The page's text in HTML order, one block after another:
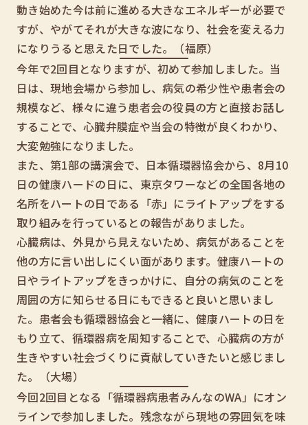
動き始めた今は前に進める大きなエネルギーが必要で
すが、やがてそれが大きな波になり、社会を変える力
になりうると思えた日でした。（福原）
今年で2回目となりますが、初めて参加しました。当
日は、現地会場から参加し、病気の希少性や患者会の
規模など、様々に違う患者会の役員の方と直接お話し
することで、心臓弁膜症や当会の特徴が良くわかり、
大変勉強になりました。
また、第1部の講演会で、日本循環器協会から、8月10
日の健康ハードの日に、東京タワーなどの全国各地の
名所をハートの日である「赤」にライトアップをする
取り組みを行っているとの報告がありました。
心臓病は、外見から見えないため、病気があることを
他の方に言い出しにくい面があります。健康ハートの
日やライトアップをきっかけに、自分の病気のことを
周囲の方に知らせる日にもできると良いと思いまし
た。患者会も循環器協会と一緒に、健康ハートの日を
もり立て、循環器病を周知することで、心臓病の方が
生きやすい社会づくりに貢献していきたいと感じまし
た。（大場）
今回2回目となる「循環器病患者みんなのWA」にオン
ラインで参加しました。残念ながら現地の雰囲気を味